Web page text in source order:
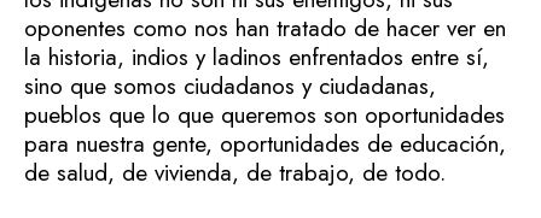
oponentes como nos han tratado de hacer ver en
la historia, indios y ladinos enfrentados entre sí,
sino que somos ciudadanos y ciudadanas,
pueblos que lo que queremos son oportunidades
para nuestra gente, oportunidades de educación,
de salud, de vivienda, de trabajo, de todo.